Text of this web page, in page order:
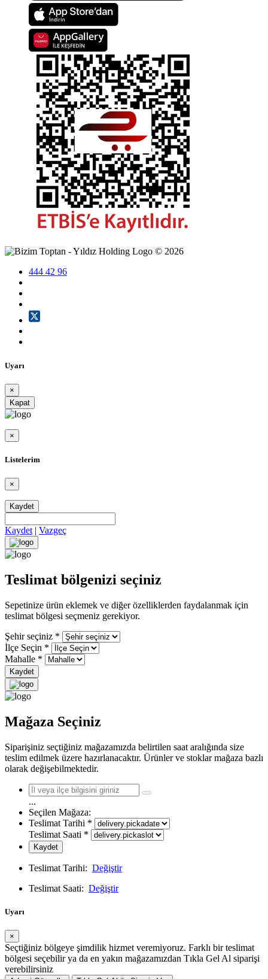
© 2026
444 42 96
Uyarı
×
Kapat
×
Listelerim
×
Kaydet
Kaydet | Vazgeç
Teslimat bölgenizi seçiniz
Sepetinize ürün eklemek ve diğer özelliklerden faydalanmak için
teslimat bölgesi seçmeniz gerekiyor.
Şehir seçiniz *
İlçe Seçin *
Mahalle *
Kaydet
Mağaza Seçiniz
Siparişiniz seçtiğiniz mağazamızda belirtilen saat aralığında size
teslim edilmek üzere hazırlanacaktır. Ürünler ve stoklar mağaza bazlı
olarak değişebilmektedir.
...
Seçilen Mağaza:
Teslimat Tarihi *
Teslimat Saati *
Kaydet
Teslimat Tarihi: Değiştir
Teslimat Saati: Değiştir
Uyarı
×
Seçtiğiniz bölgeye şimdilik hizmet veremiyoruz. Farklı bir teslimat
bölgesi seçebilir ya da en yakın mağazamızdan Tıkla Gel Al siparişi
verebilirsiniz